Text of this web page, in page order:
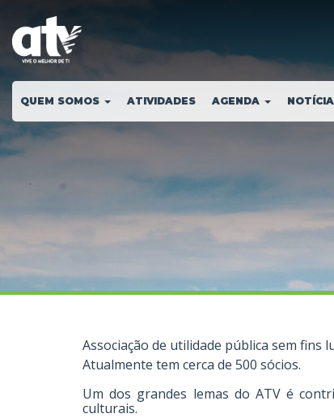
QUEM SOMOS ATIVIDADES AGENDA
Associação de utilidade pública sem fins
Atualmente tem cerca de 500 sócios.
Um dos grandes lemas do ATV é
culturais.